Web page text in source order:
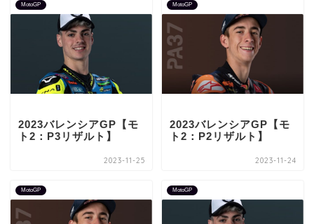
MotoGP
2023バレンシアGP【モ
ト2：P3リザルト】
2023-11-25
MotoGP
2023バレンシアGP【モ
ト2：P2リザルト】
2023-11-24
MotoGP MotoGP